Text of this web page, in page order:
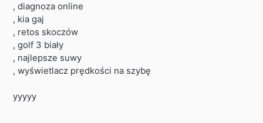
, diagnoza online
, kia gaj
, retos skoczów
, golf 3 biały
, najlepsze suwy
, wyświetlacz prędkości na szybę
yyyyy